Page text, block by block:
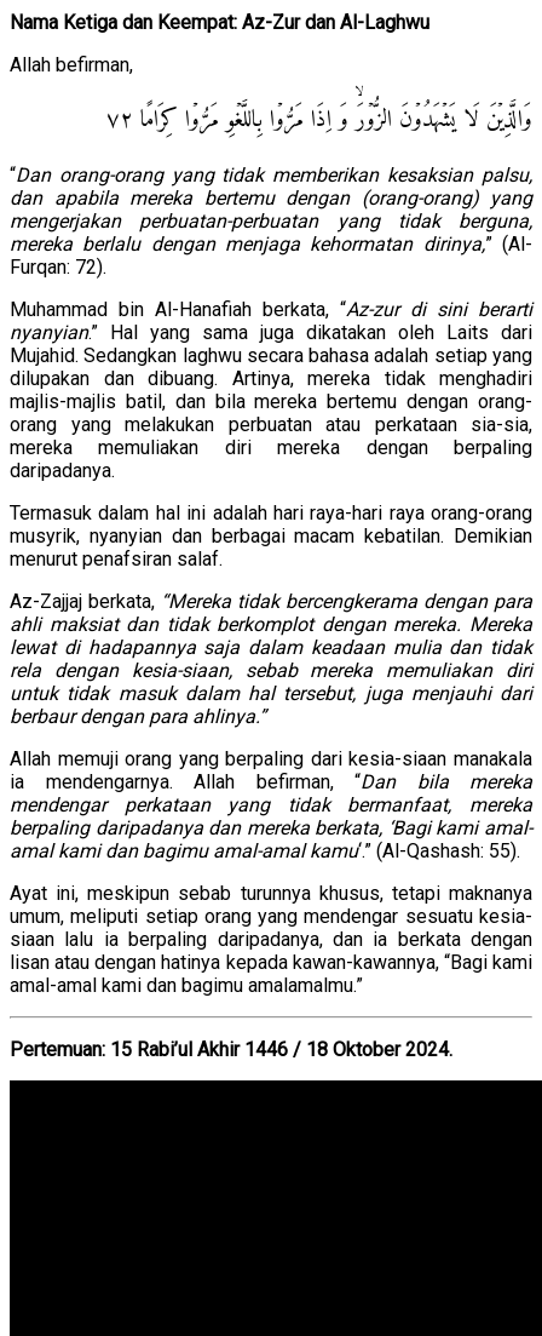
Nama Ketiga dan Keempat: Az-Zur dan Al-Laghwu
Allah befirman,
وَالَّذِيۡنَ لَا يَشۡهَدُوۡنَ الزُّوۡرَۙ وَ اِذَا مَرُّوۡا بِاللَّغۡوِ مَرُّوۡا كِرَامًا‏ ٧٢
“Dan orang-orang yang tidak memberikan kesaksian palsu,
dan apabila mereka bertemu dengan (orang-orang) yang
mengerjakan perbuatan-perbuatan yang tidak berguna,
mereka berlalu dengan menjaga kehormatan dirinya,” (Al-
Furqan: 72).
Muhammad bin Al-Hanafiah berkata, “Az-zur di sini berarti
nyanyian.” Hal yang sama juga dikatakan oleh Laits dari
Mujahid. Sedangkan laghwu secara bahasa adalah setiap yang
dilupakan dan dibuang. Artinya, mereka tidak menghadiri
majlis-majlis batil, dan bila mereka bertemu dengan orang-
orang yang melakukan perbuatan atau perkataan sia-sia,
mereka memuliakan diri mereka dengan berpaling
daripadanya.
Termasuk dalam hal ini adalah hari raya-hari raya orang-orang
musyrik, nyanyian dan berbagai macam kebatilan. Demikian
menurut penafsiran salaf.
Az-Zajjaj berkata, “Mereka tidak bercengkerama dengan para
ahli maksiat dan tidak berkomplot dengan mereka. Mereka
lewat di hadapannya saja dalam keadaan mulia dan tidak
rela dengan kesia-siaan, sebab mereka memuliakan diri
untuk tidak masuk dalam hal tersebut, juga menjauhi dari
berbaur dengan para ahlinya.”
Allah memuji orang yang berpaling dari kesia-siaan manakala
ia mendengarnya. Allah befirman, “Dan bila mereka
mendengar perkataan yang tidak bermanfaat, mereka
berpaling daripadanya dan mereka berkata, ‘Bagi kami amal-
amal kami dan bagimu amal-amal kamu‘.” (Al-Qashash: 55).
Ayat ini, meskipun sebab turunnya khusus, tetapi maknanya
umum, meliputi setiap orang yang mendengar sesuatu kesia-
siaan lalu ia berpaling daripadanya, dan ia berkata dengan
lisan atau dengan hatinya kepada kawan-kawannya, “Bagi kami
amal-amal kami dan bagimu amalamalmu.”
Pertemuan: 15 Rabi’ul Akhir 1446 / 18 Oktober 2024.